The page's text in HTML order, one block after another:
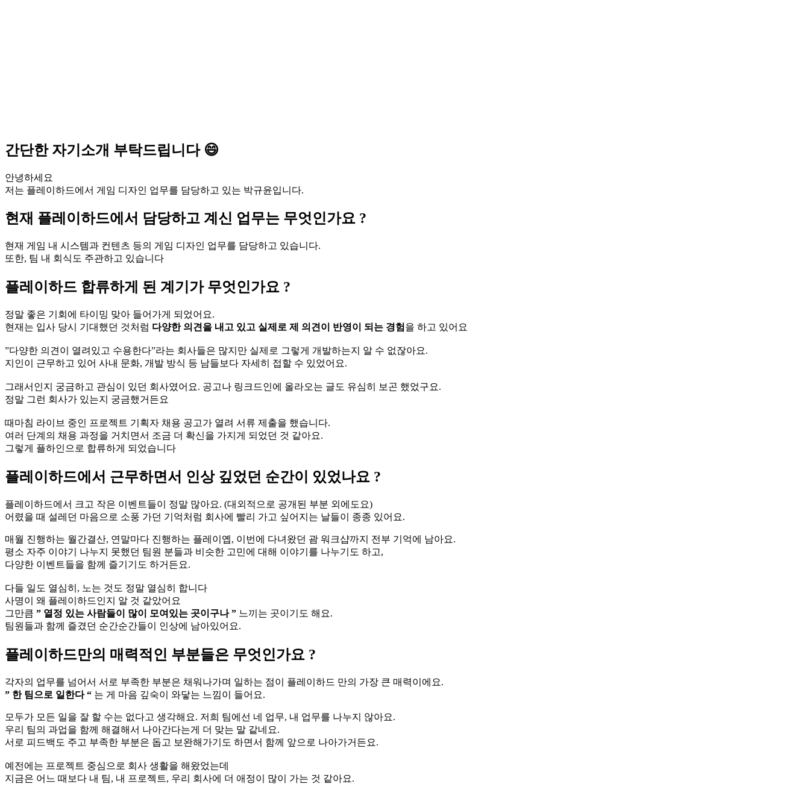
간단한 자기소개 부탁드립니다 😄
안녕하세요
저는 플레이하드에서 게임 디자인 업무를 담당하고 있는 박규윤입니다.
현재 플레이하드에서 담당하고 계신 업무는 무엇인가요 ?
현재 게임 내 시스템과 컨텐츠 등의 게임 디자인 업무를 담당하고 있습니다.
또한, 팀 내 회식도 주관하고 있습니다
플레이하드 합류하게 된 계기가 무엇인가요 ?
정말 좋은 기회에 타이밍 맞아 들어가게 되었어요.
현재는 입사 당시 기대했던 것처럼 다양한 의견을 내고 있고 실제로 제 의견이 반영이 되는 경험 을 하고 있어요
”다양한 의견이 열려있고 수용한다”라는 회사들은 많지만 실제로 그렇게 개발하는지 알 수 없잖아요.
지인이 근무하고 있어 사내 문화, 개발 방식 등 남들보다 자세히 접할 수 있었어요.
그래서인지 궁금하고 관심이 있던 회사였어요. 공고나 링크드인에 올라오는 글도 유심히 보곤 했었구요.
정말 그런 회사가 있는지 궁금했거든요
때마침 라이브 중인 프로젝트 기획자 채용 공고가 열려 서류 제출을 했습니다.
여러 단계의 채용 과정을 거치면서 조금 더 확신을 가지게 되었던 것 같아요.
그렇게 플하인으로 합류하게 되었습니다
플레이하드에서 근무하면서 인상 깊었던 순간이 있었나요 ?
플레이하드에서 크고 작은 이벤트들이 정말 많아요. (대외적으로 공개된 부분 외에도요)
어렸을 때 설레던 마음으로 소풍 가던 기억처럼 회사에 빨리 가고 싶어지는 날들이 종종 있어요.
매월 진행하는 월간결산, 연말마다 진행하는 플레이옙, 이번에 다녀왔던 괌 워크샵까지 전부 기억에 남아요.
평소 자주 이야기 나누지 못했던 팀원 분들과 비슷한 고민에 대해 이야기를 나누기도 하고,
다양한 이벤트들을 함께 즐기기도 하거든요.
다들 일도 열심히, 노는 것도 정말 열심히 합니다
사명이 왜 플레이하드인지 알 것 같았어요
그만큼 ” 열정 있는 사람들이 많이 모여있는 곳이구나 ” 느끼는 곳이기도 해요.
팀원들과 함께 즐겼던 순간순간들이 인상에 남아있어요.
플레이하드만의 매력적인 부분들은 무엇인가요 ?
각자의 업무를 넘어서 서로 부족한 부분은 채워나가며 일하는 점이 플레이하드 만의 가장 큰 매력이에요.
” 한 팀으로 일한다 “ 는 게 마음 깊숙이 와닿는 느낌이 들어요.
모두가 모든 일을 잘 할 수는 없다고 생각해요. 저희 팀에선 네 업무, 내 업무를 나누지 않아요.
우리 팀의 과업을 함께 해결해서 나아간다는게 더 맞는 말 같네요.
서로 피드백도 주고 부족한 부분은 돕고 보완해가기도 하면서 함께 앞으로 나아가거든요.
예전에는 프로젝트 중심으로 회사 생활을 해왔었는데
지금은 어느 때보다 내 팀, 내 프로젝트, 우리 회사에 더 애정이 많이 가는 것 같아요.